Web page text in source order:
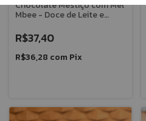
Chocolate Mestiço com Mel
Mbee - Doce de Leite e
R$37,40
R$36,28 com Pix